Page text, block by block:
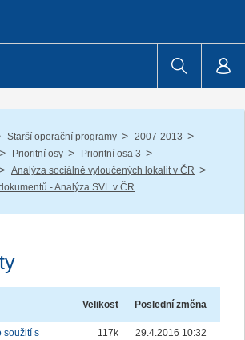
Starší operační programy / 2007-2013 /
/ Prioritní osy / Prioritní osa 3 /
Analýza sociálně vyloučených lokalit v ČR /
- Analýza SVL v ČR
Velikost Poslední změna
soužití s
117k 29.4.2016 10:32